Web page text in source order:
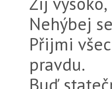
Nehýbej
Přijmi
pravdu.